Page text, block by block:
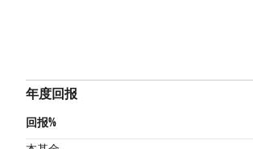
年度回报
回报%